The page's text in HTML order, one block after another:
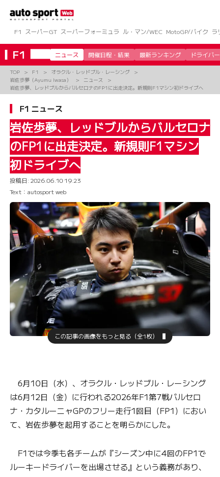
ツ
へ
ス
キ
F1 スーパーGT スーパーフォーミュラ ル・マン/WEC MotoGP/バイク ラ
F1 ニュース 開催日程・結果 最新ランキング ドライバー
TOP F1
オラクル・レッドブル・レーシング
岩佐歩夢（Ayumu Iwasa）
ニュース
岩佐歩夢、レッドブルからバルセロナのFP1に出走決定。新規則F1マシン初ドライブへ
F1 ニュース
岩佐歩夢、レッドブルからバルセロナ
のFP1に出走決定。新規則F1マシン
初ドライブへ
投稿日: 2026.06.10 19:23
Text：autosport web
この記事の画像をもっと見る（全1枚）
6月10日（水）、オラクル・レッドブル・レーシング
は6月12日（金）に行われる2026年F1第7戦バルセロ
ナ・カタルーニャGPのフリー走行1回目（FP1）におい
て、岩佐歩夢を起用することを明らかにした。
F1では今季も各チームが『シーズン中に4回のFP1で
ルーキードライバーを出場させる』という義務があり、